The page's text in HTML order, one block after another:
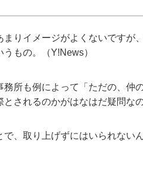
まりイメージがよくないですが
もの。（Y!News）
所も例によって「ただの、仲
されるのかがはなはだ疑問な
、取り上げずにはいられない